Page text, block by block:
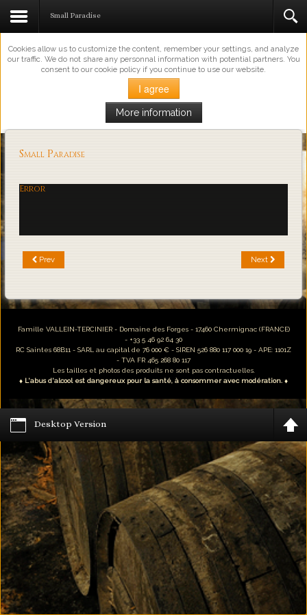
This Website Uses Cookies
Cookies allow us to customize the content, remember your settings, and analyze
our traffic. We do not share any personnal information with potential partners. You
consent to our cookie policy if you continue to use our website.
I agree
More information
Loading...
Small Paradise
Small Paradise
Error
Prev Next
Famille VALLEIN-TERCINIER - Domaine des Forges - 17460 Chermignac (FRANCE)
- +33 5 46 92 64 30
RC Saintes 68B11 - SARL au capital de 76 000 € - SIREN 526 880 117 000 19 - APE: 1101Z
- TVA FR 465 268 80 117
Les tailles et photos des produits ne sont pas contractuelles.
♦ L'abus d'alcool est dangereux pour la santé, à consommer avec modération. ♦
Desktop Version